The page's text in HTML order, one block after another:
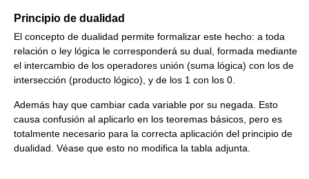
Principio de dualidad
El concepto de dualidad permite formalizar este hecho: a toda
relación o ley lógica le corresponderá su dual, formada mediante
el intercambio de los operadores unión (suma lógica) con los de
intersección (producto lógico), y de los 1 con los 0.
Además hay que cambiar cada variable por su negada. Esto
causa confusión al aplicarlo en los teoremas básicos, pero es
totalmente necesario para la correcta aplicación del principio de
dualidad. Véase que esto no modifica la tabla adjunta.